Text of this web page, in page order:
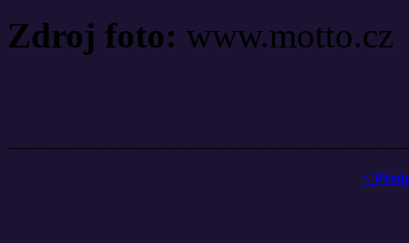
Zdroj foto: www.motto.cz
<